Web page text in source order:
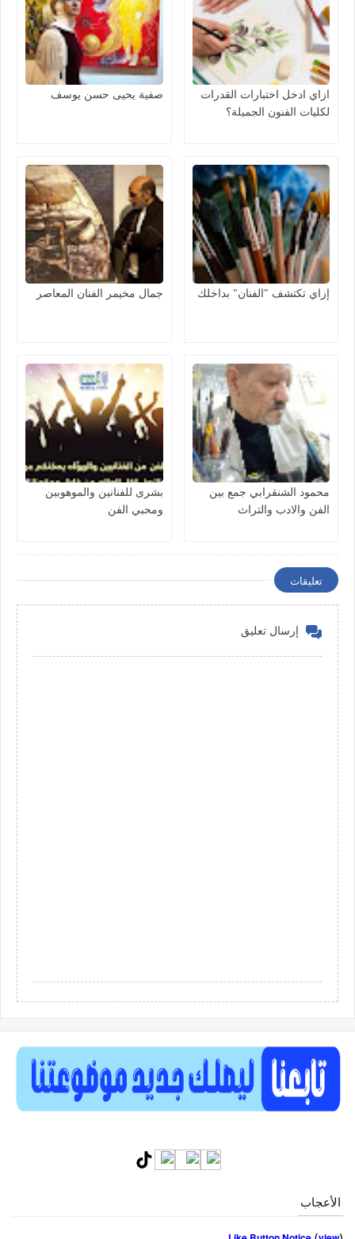
ازاي ادخل اختبارات القدرات
لكليات الفنون الجميلة؟
صفية يحيى حسن يوسف
إزاي تكتشف "الفنان" بداخلك جمال مخيمر الفنان المعاصر
محمود الشنقرابي جمع بين
الفن والادب والتراث
بشرى للفنانين والموهوبين
ومحبي الفن
تعليقات
إرسال تعليق
الأعجاب